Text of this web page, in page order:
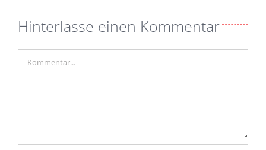
Hinterlasse einen Kommentar